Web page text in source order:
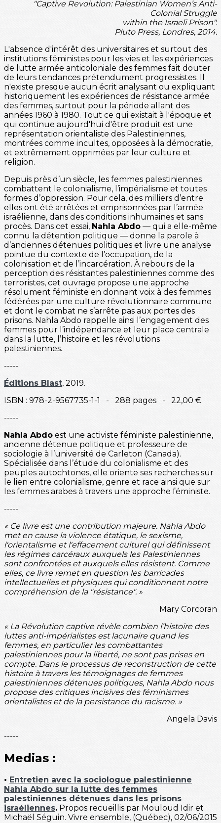
"Captive Revolution: Palestinian Women’s Anti-
Colonial Struggle
within the Israeli Prison".
Pluto Press, Londres, 2014.
L'absence d'intérêt des universitaires et surtout des
institutions féministes pour les vies et les expériences
de lutte armée anticoloniale des femmes fait douter
de leurs tendances prétendument progressistes. Il
n'existe presque aucun écrit analysant ou expliquant
historiquement les expériences de résistance armée
des femmes, surtout pour la période allant des
années 1960 à 1980. Tout ce qui existait à l'époque et
qui continue aujourd'hui d'être produit est une
représentation orientaliste des Palestiniennes,
montrées comme incultes, opposées à la démocratie,
et extrêmement opprimées par leur culture et
religion.
Depuis près d’un siècle, les femmes palestiniennes
combattent le colonialisme, l’impérialisme et toutes
formes d’oppression. Pour cela, des milliers d’entre
elles ont été arrêtées et emprisonnées par l’armée
israélienne, dans des conditions inhumaines et sans
procès. Dans cet essai, Nahla Abdo — qui a elle-même
connu la détention politique — donne la parole à
d’anciennes détenues politiques et livre une analyse
pointue du contexte de l’occupation, de la
colonisation et de l’incarcération. À rebours de la
perception des résistantes palestiniennes comme des
terroristes, cet ouvrage propose une approche
résolument féministe en donnant voix à des femmes
fédérées par une culture révolutionnaire commune
et dont le combat ne s’arrête pas aux portes des
prisons. Nahla Abdo rappelle ainsi l’engagement des
femmes pour l’indépendance et leur place centrale
dans la lutte, l’histoire et les révolutions
palestiniennes.
-----
Éditions Blast, 2019.
ISBN : 978-2-9567735-1-1 - 288 pages - 22,00 €
-----
Nahla Abdo est une activiste féministe palestinienne,
ancienne détenue politique et professeure de
sociologie à l’université de Carleton (Canada).
Spécialisée dans l’étude du colonialisme et des
peuples autochtones, elle oriente ses recherches sur
le lien entre colonialisme, genre et race ainsi que sur
les femmes arabes à travers une approche féministe.
-----
« Ce livre est une contribution majeure. Nahla Abdo
met en cause la violence étatique, le sexisme,
l'orientalisme et l'effacement culturel qui définissent
les régimes carcéraux auxquels les Palestiniennes
sont confrontées et auxquels elles résistent. Comme
elles, ce livre remet en question les barricades
intellectuelles et physiques qui conditionnent notre
compréhension de la "résistance". »
Mary Corcoran
« La Révolution captive révèle combien l’histoire des
luttes anti-impérialistes est lacunaire quand les
femmes, en particulier les combattantes
palestiniennes pour la liberté, ne sont pas prises en
compte. Dans le processus de reconstruction de cette
histoire à travers les témoignages de femmes
palestiniennes détenues politiques, Nahla Abdo nous
propose des critiques incisives des féminismes
orientalistes et de la persistance du racisme. »
Angela Davis
-----
Medias :
• Entretien avec la sociologue palestinienne
Nahla Abdo sur la lutte des femmes
palestiniennes détenues dans les prisons
israéliennes. Propos recueillis par Mouloud Idir et
Michaël Séguin. Vivre ensemble, (Québec), 02/06/2015